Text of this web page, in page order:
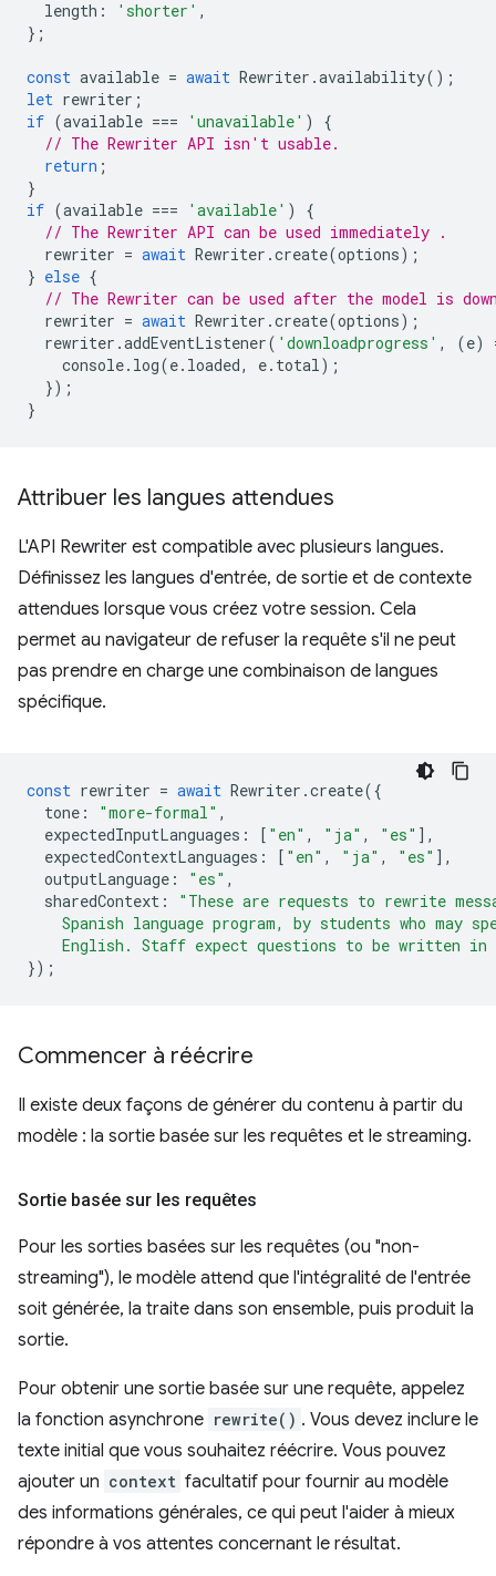
length : 'shorter' ,
};
const available = await Rewriter .availability();
let rewriter ;
if (available === 'unavailable' )
{
// The Rewriter API isn't usable.
return ;
}
if (available === 'available' )
{
// The Rewriter API can be used immediately .
rewriter = await Rewriter .create(options);
} else {
// The Rewriter can be used after the model is
rewriter = await Rewriter .create(options);
rewriter .addEventListener( 'downloadprogress' , (e)
console. log(e. loaded, e. total);
});
}
Attribuer les langues attendues
L'API Rewriter est compatible avec plusieurs langues.
Définissez les langues d'entrée, de sortie et de contexte
attendues lorsque vous créez votre session. Cela
permet au navigateur de refuser la requête s'il ne peut
pas prendre en charge une combinaison de langues
spécifique.
const rewriter = await Rewriter .create({
tone : "more-formal" ,
expectedInputLanguages : [ "en" , "ja" , "es" ],
expectedContextLanguages : [ "en" , "ja" , "es" ],
outputLanguage : "es" ,
sharedContext :
"These are requests to rewrite
Spanish language program, by students who may
English. Staff expect questions to be written in
});
Commencer à réécrire
Il existe deux façons de générer du contenu à partir du
modèle : la sortie basée sur les requêtes et le streaming.
Sortie basée sur les requêtes
Pour les sorties basées sur les requêtes (ou "non-
streaming"), le modèle attend que l'intégralité de l'entrée
soit générée, la traite dans son ensemble, puis produit la
sortie.
Pour obtenir une sortie basée sur une requête, appelez
la fonction asynchrone rewrite() . Vous devez inclure le
texte initial que vous souhaitez réécrire. Vous pouvez
ajouter un context facultatif pour fournir au modèle
des informations générales, ce qui peut l'aider à mieux
répondre à vos attentes concernant le résultat.